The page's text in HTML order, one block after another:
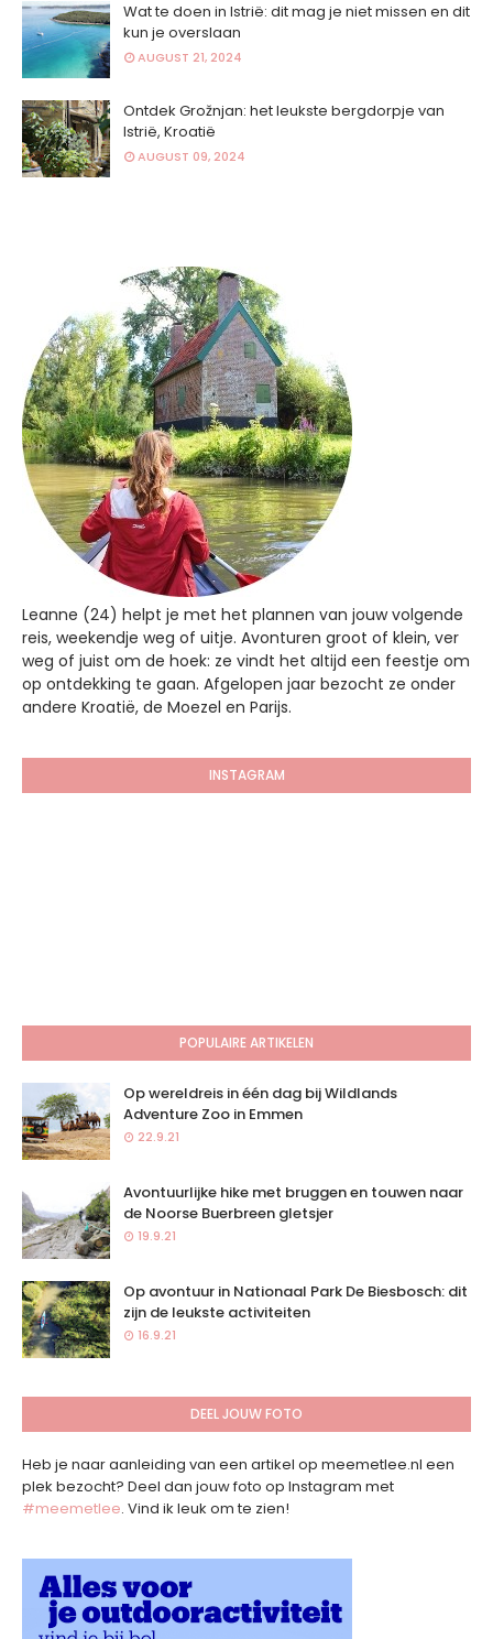
Wat te doen in Istrië: dit mag je niet missen en dit
kun je overslaan
AUGUST 21, 2024
Ontdek Grožnjan: het leukste bergdorpje van
Istrië, Kroatië
AUGUST 09, 2024
Leanne (24) helpt je met het plannen van jouw volgende
reis, weekendje weg of uitje. Avonturen groot of klein, ver
weg of juist om de hoek: ze vindt het altijd een feestje om
op ontdekking te gaan. Afgelopen jaar bezocht ze onder
andere Kroatië, de Moezel en Parijs.
INSTAGRAM
POPULAIRE ARTIKELEN
Op wereldreis in één dag bij Wildlands
Adventure Zoo in Emmen
22.9.21
Avontuurlijke hike met bruggen en touwen naar
de Noorse Buerbreen gletsjer
19.9.21
Op avontuur in Nationaal Park De Biesbosch: dit
zijn de leukste activiteiten
16.9.21
DEEL JOUW FOTO
Heb je naar aanleiding van een artikel op meemetlee.nl een
plek bezocht? Deel dan jouw foto op Instagram met
#meemetlee. Vind ik leuk om te zien!